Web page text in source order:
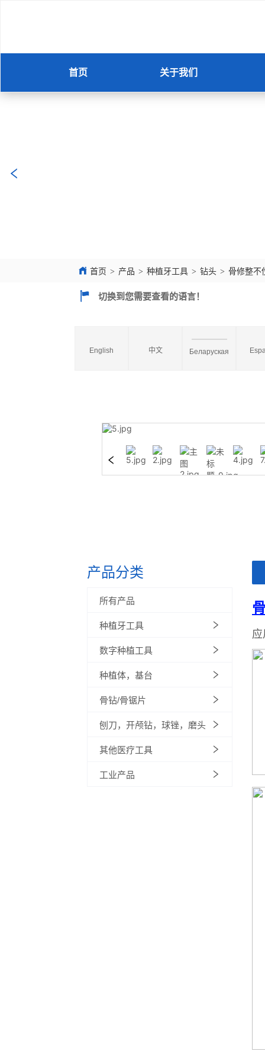
首页 关于我们
首页 > 产品 > 种植牙工具 > 钻头 > 骨修整不
切换到您需要查看的语言！
English 中文 Беларуская
产品分类
所有产品
种植牙工具
数字种植工具
种植体，基台
骨钻/骨锯片
刨刀，开颅钻，球锉，磨头
其他医疗工具
工业产品